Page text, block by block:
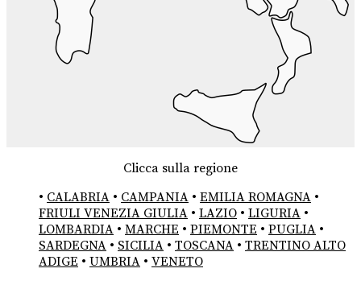
Clicca sulla regione
• CALABRIA • CAMPANIA • EMILIA ROMAGNA •
FRIULI VENEZIA GIULIA • LAZIO • LIGURIA •
LOMBARDIA • MARCHE • PIEMONTE • PUGLIA •
SARDEGNA • SICILIA • TOSCANA • TRENTINO ALTO
ADIGE • UMBRIA • VENETO